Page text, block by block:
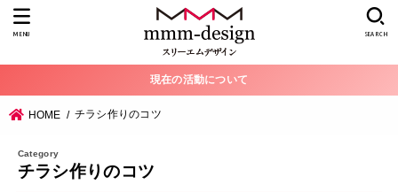
SEARCH
MENU
現在の活動について
HOME チラシ作りのコツ
チラシ作りのコツ